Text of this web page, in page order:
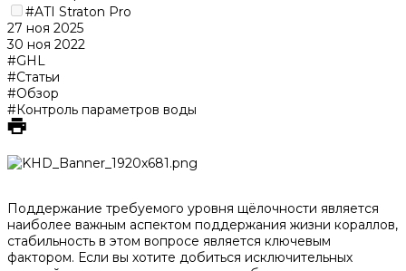
#ATI Straton Pro
27 ноя 2025
30 ноя 2022
#GHL
#Статьи
#Обзор
#Контроль параметров воды
Поддержание требуемого уровня щёлочности является
наиболее важным аспектом поддержания жизни кораллов,
стабильность в этом вопросе является ключевым
фактором. Если вы хотите добиться исключительных